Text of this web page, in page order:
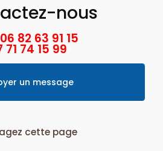
nous
82 63 91 15
71 74 15 99
un message
cette page